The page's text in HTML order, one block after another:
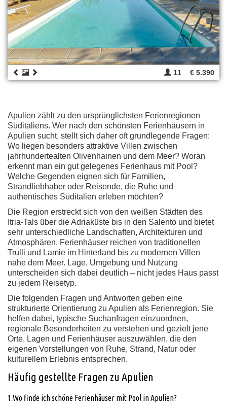
11 € 5.390
Apulien zählt zu den ursprünglichsten Ferienregionen
Süditaliens. Wer nach den schönsten Ferienhäusern in
Apulien sucht, stellt sich daher oft grundlegende Fragen:
Wo liegen besonders attraktive Villen zwischen
jahrhundertealten Olivenhainen und dem Meer? Woran
erkennt man ein gut gelegenes Ferienhaus mit Pool?
Welche Gegenden eignen sich für Familien,
Strandliebhaber oder Reisende, die Ruhe und
authentisches Süditalien erleben möchten?
Die Region erstreckt sich von den weißen Städten des
Itria-Tals über die Adriaküste bis in den Salento und bietet
sehr unterschiedliche Landschaften, Architekturen und
Atmosphären. Ferienhäuser reichen von traditionellen
Trulli und Lamie im Hinterland bis zu modernen Villen
nahe dem Meer. Lage, Umgebung und Nutzung
unterscheiden sich dabei deutlich – nicht jedes Haus passt
zu jedem Reisetyp.
Die folgenden Fragen und Antworten geben eine
strukturierte Orientierung zu Apulien als Ferienregion. Sie
helfen dabei, typische Suchanfragen einzuordnen,
regionale Besonderheiten zu verstehen und gezielt jene
Orte, Lagen und Ferienhäuser auszuwählen, die den
eigenen Vorstellungen von Ruhe, Strand, Natur oder
kulturellem Erlebnis entsprechen.
Häufig gestellte Fragen zu Apulien
1.Wo finde ich schöne Ferienhäuser mit Pool in Apulien?